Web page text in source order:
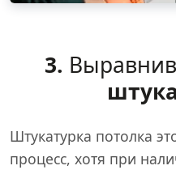
3.
Штукатурка потолка
процесс, хотя при